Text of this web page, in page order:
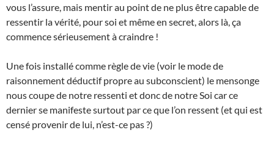
vous l’assure, mais mentir au point de ne plus être capable de
ressentir la vérité, pour soi et même en secret, alors là, ça
commence sérieusement à craindre !
Une fois installé comme règle de vie (voir le mode de
raisonnement déductif propre au subconscient) le mensonge
nous coupe de notre ressenti et donc de notre Soi car ce
dernier se manifeste surtout par ce que l’on ressent (et qui est
censé provenir de lui, n’est-ce pas ?)